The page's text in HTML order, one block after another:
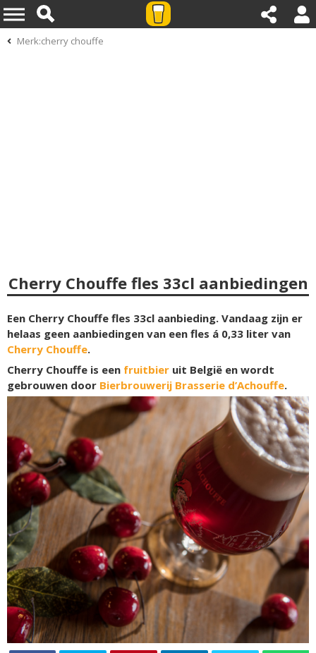
Merk:cherry chouffe
Cherry Chouffe fles 33cl aanbiedingen
Een Cherry Chouffe fles 33cl aanbieding. Vandaag zijn er
helaas geen aanbiedingen van een fles á 0,33 liter van
Cherry Chouffe.
Cherry Chouffe is een fruitbier uit België en wordt
gebrouwen door Bierbrouwerij Brasserie d’Achouffe.